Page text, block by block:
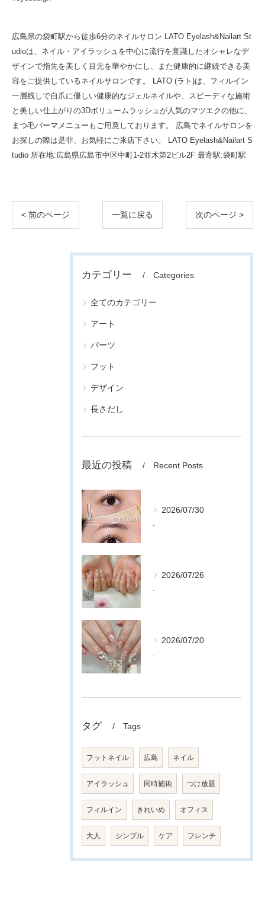
広島県の袋町駅から徒歩6分のネイルサロン LATO Eyelash&Nailart St
udioは、ネイル・アイラッシュを中心に流行を意識したオシャレなデ
ザインで指先を美しく目元を華やかにし、また健康的に継続できる美
容をご提供しているネイルサロンです。 LATO (ラト)は、フィルイン
一層残しで自爪に優しい健康的なジェルネイルや、スピーディな施術
と美しい仕上がりの3Dボリュームラッシュが人気のマツエクの他に、
まつ毛パーマメニューもご用意しております。 広島でネイルサロンを
お探しの際は是非、お気軽にご来店下さい。 LATO Eyelash&Nailart S
tudio 所在地:広島県広島市中区中町1-2並木第2ビル2F 最寄駅:袋町駅
< 前のページ 一覧に戻る 次のページ >
カテゴリー Categories
全てのカテゴリー
アート
パーツ
フット
デザイン
長さだし
最近の投稿 Recent Posts
2026/07/30
2026/07/26
2026/07/20
タグ Tags
フットネイル 広島 ネイル
アイラッシュ 同時施術 つけ放題
フィルイン きれいめ オフィス
大人 シンプル ケア フレンチ